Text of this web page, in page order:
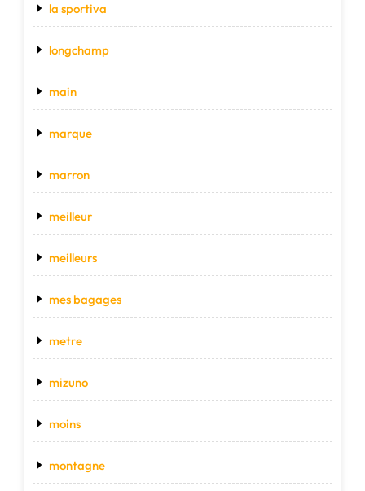
la sportiva
longchamp
main
marque
marron
meilleur
meilleurs
mes bagages
metre
mizuno
moins
montagne